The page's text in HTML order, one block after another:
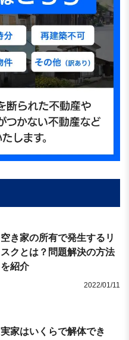
a
空き家の所有で発生するリ
スクとは？問題解決の方法
を紹介
2022/01/11
実家はいくらで解体でき